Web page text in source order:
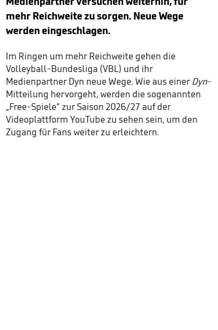
mehr Reichweite zu sorgen. Neue Wege
werden eingeschlagen.
Im Ringen um mehr Reichweite gehen die
Volleyball-Bundesliga (VBL) und ihr
Medienpartner Dyn neue Wege. Wie aus einer Dyn-
Mitteilung hervorgeht, werden die sogenannten
„Free-Spiele“ zur Saison 2026/27 auf der
Videoplattform YouTube zu sehen sein, um den
Zugang für Fans weiter zu erleichtern.